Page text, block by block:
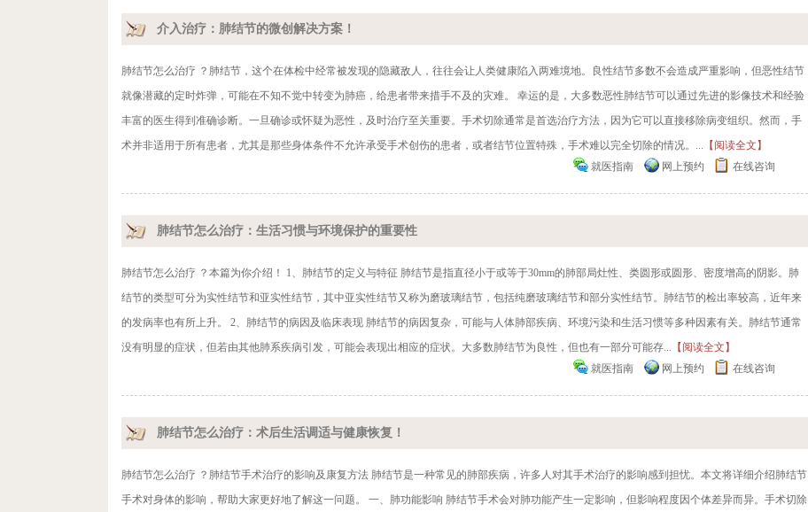
介入治疗：肺结节的微创解决方案！
肺结节怎么治疗 ？肺结节，这个在体检中经常被发现的隐藏敌人，往往会让人类健康陷入两难境地。良性结节多数不会造成严重影响，但恶性结节
就像潜藏的定时炸弹，可能在不知不觉中转变为肺癌，给患者带来措手不及的灾难。 幸运的是，大多数恶性肺结节可以通过先进的影像技术和经验
丰富的医生得到准确诊断。一旦确诊或怀疑为恶性，及时治疗至关重要。手术切除通常是首选治疗方法，因为它可以直接移除病变组织。然而，手
术并非适用于所有患者，尤其是那些身体条件不允许承受手术创伤的患者，或者结节位置特殊，手术难以完全切除的情况。... 【阅读全文】
就医指南
网上预约 在线咨询
肺结节怎么治疗：生活习惯与环境保护的重要性
肺结节怎么治疗 ？本篇为你介绍！ 1、肺结节的定义与特征 肺结节是指直径小于或等于30mm的肺部局灶性、类圆形或圆形、密度增高的阴影。肺
结节的类型可分为实性结节和亚实性结节，其中亚实性结节又称为磨玻璃结节，包括纯磨玻璃结节和部分实性结节。肺结节的检出率较高，近年来
的发病率也有所上升。 2、肺结节的病因及临床表现 肺结节的病因复杂，可能与人体肺部疾病、环境污染和生活习惯等多种因素有关。肺结节通常
没有明显的症状，但若由其他肺系疾病引发，可能会表现出相应的症状。大多数肺结节为良性，但也有一部分可能存... 【阅读全文】
就医指南
网上预约 在线咨询
肺结节怎么治疗：术后生活调适与健康恢复！
肺结节怎么治疗 ？肺结节手术治疗的影响及康复方法 肺结节是一种常见的肺部疾病，许多人对其手术治疗的影响感到担忧。本文将详细介绍肺结节
手术对身体的影响，帮助大家更好地了解这一问题。 一、肺功能影响 肺结节手术会对肺功能产生一定影响，但影响程度因个体差异而异。手术切除